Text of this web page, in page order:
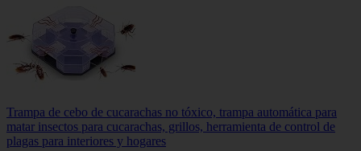
Trampa de cebo de cucarachas no tóxico, trampa automática para
matar insectos para cucarachas, grillos, herramienta de control de
plagas para interiores y hogares